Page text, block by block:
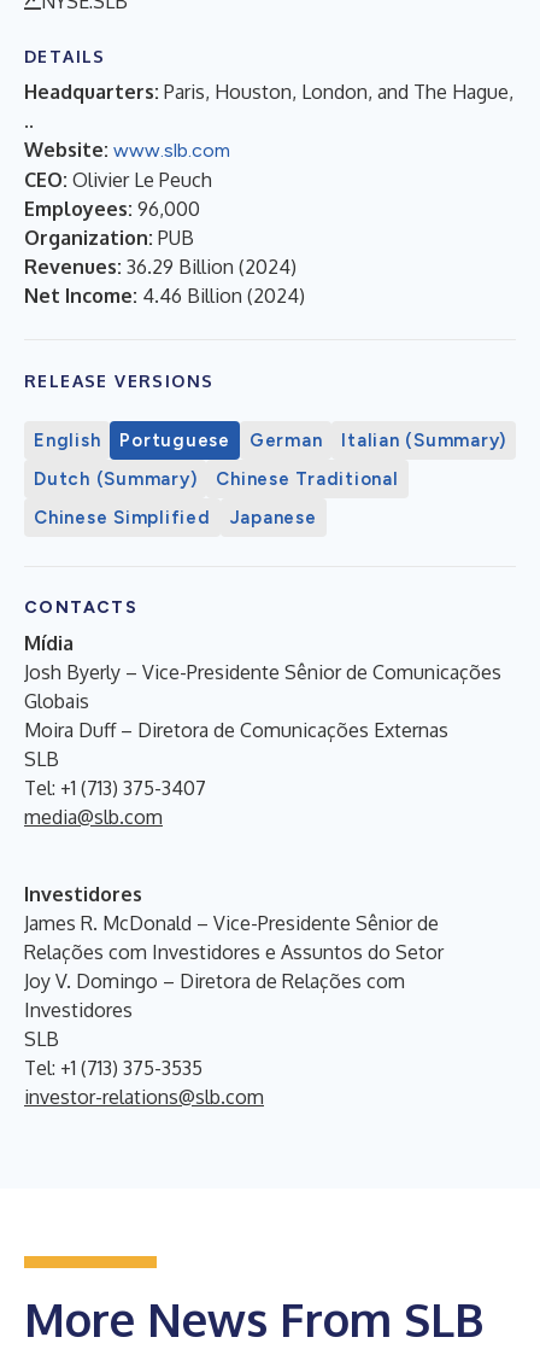
DETAILS
Headquarters: Paris, Houston, London, and The Hague,
..
Website: www.slb.com
CEO: Olivier Le Peuch
Employees: 96,000
Organization: PUB
Revenues: 36.29 Billion (2024)
Net Income: 4.46 Billion (2024)
RELEASE VERSIONS
English Portuguese German
Italian (Summary)
Dutch (Summary)
Chinese Traditional
Chinese Simplified
Japanese
CONTACTS
Mídia
Josh Byerly – Vice-Presidente Sênior de Comunicações
Globais
Moira Duff – Diretora de Comunicações Externas
SLB
Tel: +1 (713) 375-3407
media@slb.com
Investidores
James R. McDonald – Vice-Presidente Sênior de
Relações com Investidores e Assuntos do Setor
Joy V. Domingo – Diretora de Relações com
Investidores
SLB
Tel: +1 (713) 375-3535
investor-relations@slb.com
More News From SLB